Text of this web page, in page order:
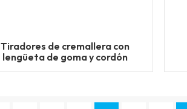
Tiradores de cremallera con
lengüeta de goma y cordón